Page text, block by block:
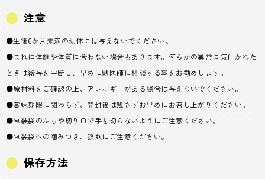
注意
●生後6か月未満の幼体には与えないでください。
●まれに体調や体質に合わない場合もあります。何らかの異常に気付かれた
ときは給与を中断し、早めに獣医師に相談する事をお勧めします。
●原材料をご確認の上、アレルギーがある場合は与えないでください。
●賞味期限に関わらず、開封後は残さずお早めにお召し上がりください。
●包装袋のふちや切り口で手を切らないようにご注意ください。
●包装袋への噛みつき、誤飲にご注意ください。
保存方法